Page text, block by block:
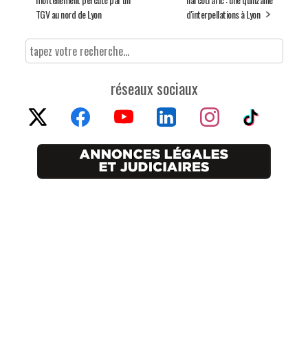
TGV au nord de Lyon
d'interpellations à Lyon
réseaux sociaux